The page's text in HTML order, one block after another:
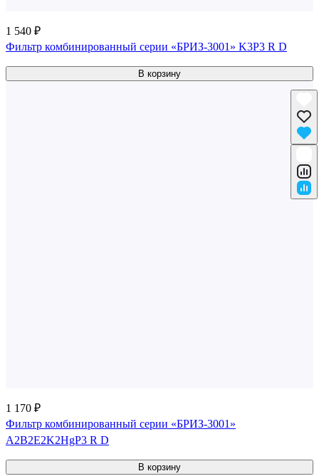
1 540 ₽
Фильтр комбинированный серии «БРИЗ-3001» K3P3 R D
В корзину
1 170 ₽
Фильтр комбинированный серии «БРИЗ-3001»
A2B2E2K2HgP3 R D
В корзину